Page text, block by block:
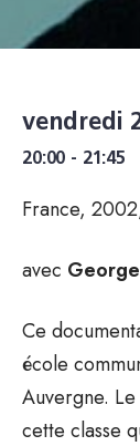
vendredi
20:00 - 21:45
France,
avec
Ce
école
Auvergne.
cette classe